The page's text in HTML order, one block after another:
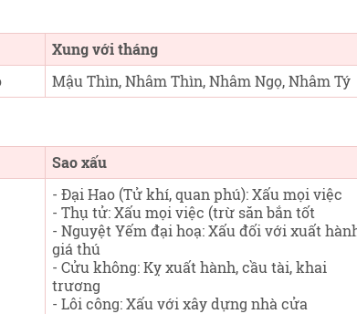
Xung với tháng
Mậu Thìn, Nhâm Thìn, Nhâm Ngọ, Nhâm Tý
Sao xấu
- Đại Hao (Tử khí, quan phú): Xấu mọi việc
- Thụ tử: Xấu mọi việc (trừ săn bắn tốt
- Nguyệt Yếm đại hoạ: Xấu đối với xuất
giá thú
- Cửu không: Kỵ xuất hành, cầu tài, khai
trương
- Lôi công: Xấu với xây dựng nhà cửa